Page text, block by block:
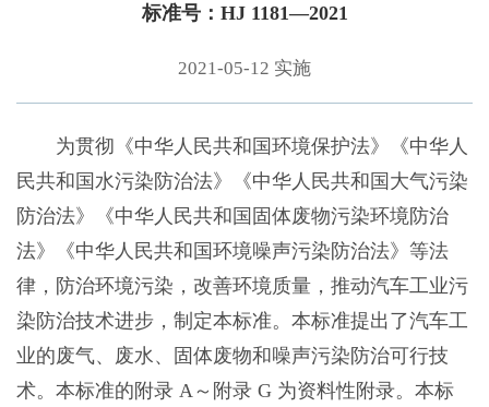
标准号：HJ 1181—2021
2021-05-12 实施
为贯彻《中华人民共和国环境保护法》《中华人
民共和国水污染防治法》《中华人民共和国大气污染
防治法》《中华人民共和国固体废物污染环境防治
法》《中华人民共和国环境噪声污染防治法》等法
律，防治环境污染，改善环境质量，推动汽车工业污
染防治技术进步，制定本标准。本标准提出了汽车工
业的废气、废水、固体废物和噪声污染防治可行技
术。本标准的附录 A～附录 G 为资料性附录。本标